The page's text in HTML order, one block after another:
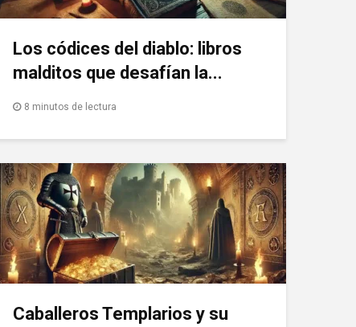
Los códices del diablo: libros
malditos que desafían la...
8 minutos de lectura
Caballeros Templarios y su